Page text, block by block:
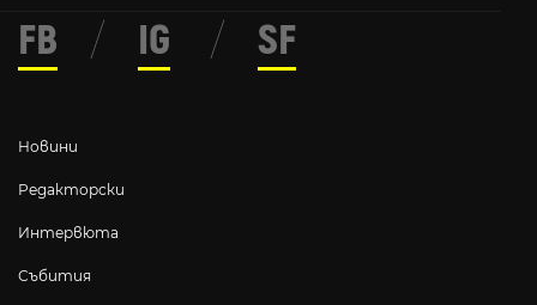
Новини
Редакторски
Интервюта
Събития
FB / IG / SF